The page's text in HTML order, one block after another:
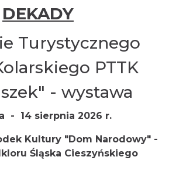
2026-08-21
DEKADY
Turystycznego
PTTK
- wystawa
- 14 sierpnia 2026 r.
Kultury "Dom Narodowy" -
Śląska Cieszyńskiego